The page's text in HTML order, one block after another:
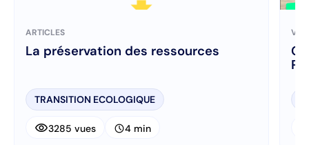
ARTICLES
La préservation des ressources
TRANSITION ECOLOGIQUE
visibility3285 vues schedule4 min